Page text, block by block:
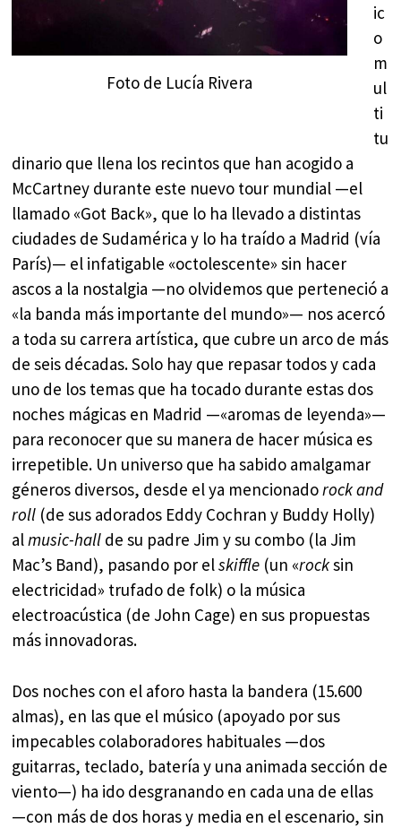
Foto de Lucía Rivera
ic
o
m
ul
ti
tu
dinario que llena los recintos que han acogido a
McCartney durante este nuevo tour mundial —el
llamado «Got Back», que lo ha llevado a distintas
ciudades de Sudamérica y lo ha traído a Madrid (vía
París)— el infatigable «octolescente» sin hacer
ascos a la nostalgia —no olvidemos que perteneció a
«la banda más importante del mundo»— nos acercó
a toda su carrera artística, que cubre un arco de más
de seis décadas. Solo hay que repasar todos y cada
uno de los temas que ha tocado durante estas dos
noches mágicas en Madrid —«aromas de leyenda»—
para reconocer que su manera de hacer música es
irrepetible. Un universo que ha sabido amalgamar
géneros diversos, desde el ya mencionadorock and
roll (de sus adorados Eddy Cochran y Buddy Holly)
almusic-hall de su padre Jim y su combo (la Jim
Mac’s Band), pasando por elskiffle (un «rocksin
electricidad» trufado de folk) o la música
electroacústica (de John Cage) en sus propuestas
más innovadoras.
Dos noches con el aforo hasta la bandera (15.600
almas), en las que el músico (apoyado por sus
impecables colaboradores habituales —dos
guitarras, teclado, batería y una animada sección de
viento—) ha ido desgranando en cada una de ellas
—con más de dos horas y media en el escenario, sin